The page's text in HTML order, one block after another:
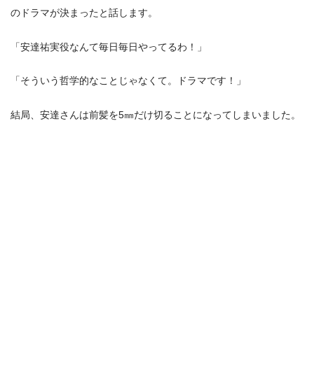
のドラマが決まったと話します。
「安達祐実役なんて毎日毎日やってるわ！」
「そういう哲学的なことじゃなくて。ドラマです！」
結局、安達さんは前髪を5㎜だけ切ることになってしまいました。